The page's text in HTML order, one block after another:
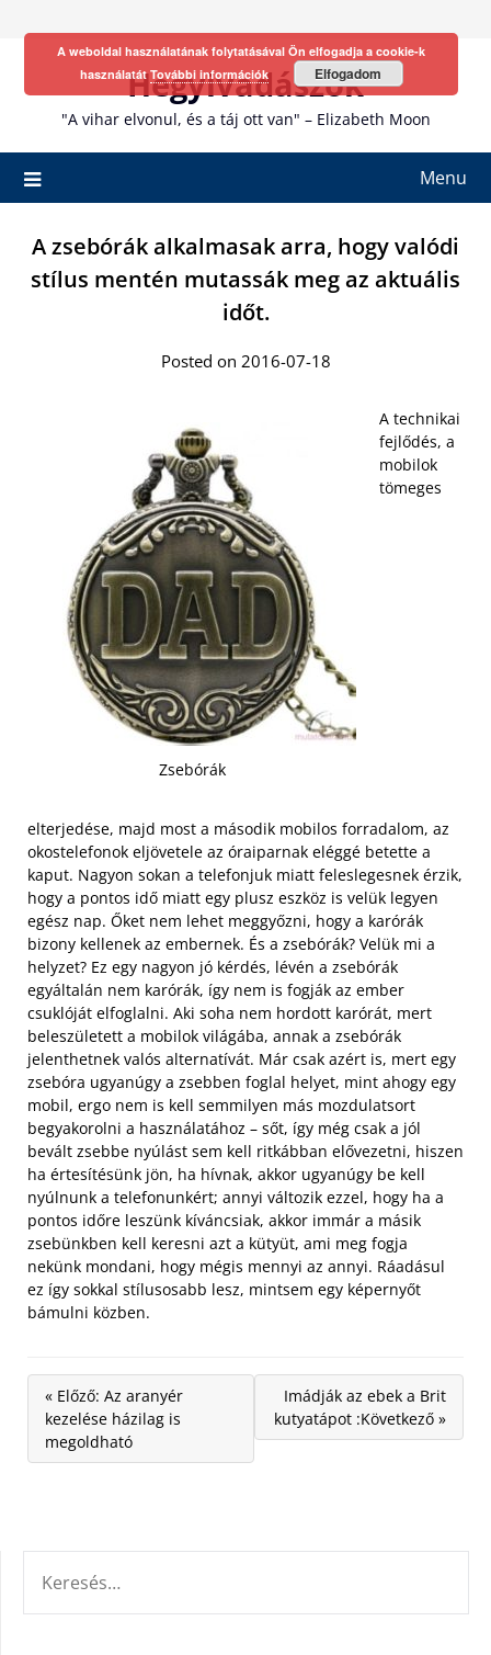
Hegyivadászok
"A vihar elvonul, és a táj ott van" – Elizabeth Moon
Menu
A zsebórák alkalmasak arra, hogy valódi
stílus mentén mutassák meg az aktuális
időt.
Posted on 2016-07-18
Zsebórák
A technikai
fejlődés, a
mobilok
tömeges
elterjedése, majd most a második mobilos forradalom, az
okostelefonok eljövetele az óraiparnak eléggé betette a
kaput. Nagyon sokan a telefonjuk miatt feleslegesnek érzik,
hogy a pontos idő miatt egy plusz eszköz is velük legyen
egész nap. Őket nem lehet meggyőzni, hogy a karórák
bizony kellenek az embernek. És a zsebórák? Velük mi a
helyzet? Ez egy nagyon jó kérdés, lévén a zsebórák
egyáltalán nem karórák, így nem is fogják az ember
csuklóját elfoglalni. Aki soha nem hordott karórát, mert
beleszületett a mobilok világába, annak a zsebórák
jelenthetnek valós alternatívát. Már csak azért is, mert egy
zsebóra ugyanúgy a zsebben foglal helyet, mint ahogy egy
mobil, ergo nem is kell semmilyen más mozdulatsort
begyakorolni a használatához – sőt, így még csak a jól
bevált zsebbe nyúlást sem kell ritkábban elővezetni, hiszen
ha értesítésünk jön, ha hívnak, akkor ugyanúgy be kell
nyúlnunk a telefonunkért; annyi változik ezzel, hogy ha a
pontos időre leszünk kíváncsiak, akkor immár a másik
zsebünkben kell keresni azt a kütyüt, ami meg fogja
nekünk mondani, hogy mégis mennyi az annyi. Ráadásul
ez így sokkal stílusosabb lesz, mintsem egy képernyőt
bámulni közben.
« Előző: Az aranyér
kezelése házilag is
megoldható
Imádják az ebek a Brit
kutyatápot :Következő »
A weboldal használatának folytatásával Ön elfogadja a cookie-k
használatátTovábbi információk Elfogadom